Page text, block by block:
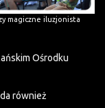
magiczne iluzjonista
Ośrodku
również